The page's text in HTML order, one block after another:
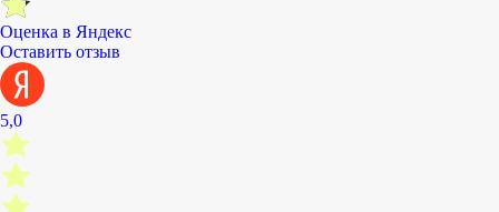
Оценка в Яндекс
Оставить отзыв
5,0